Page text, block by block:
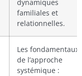
dynamiques
familiales et
relationnelles.
Les fondamentaux
de l’approche
systémique :